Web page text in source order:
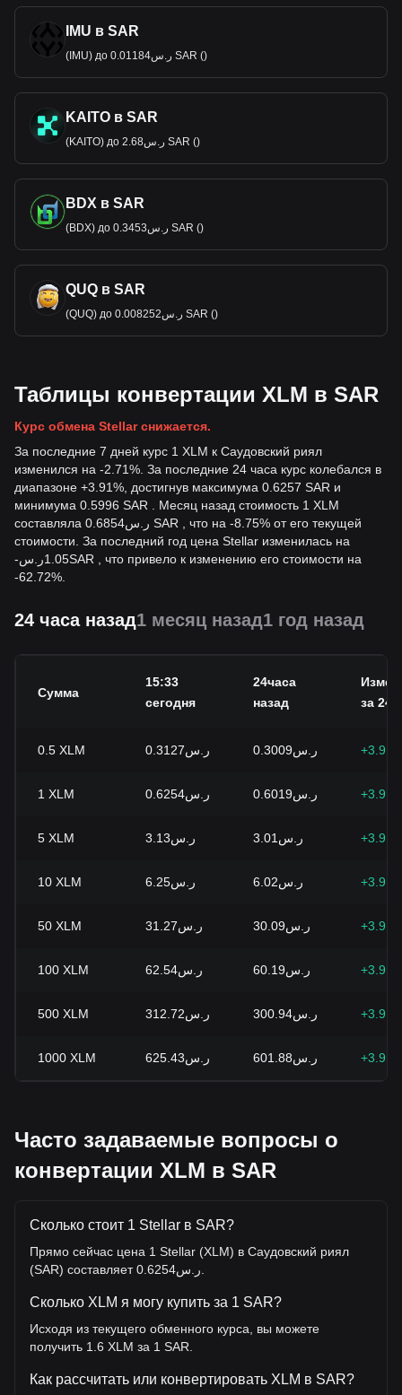
IMU в SAR
(IMU) до ر.س0.01184 SAR ()
KAITO в SAR
(KAITO) до ر.س2.68 SAR ()
BDX в SAR
(BDX) до ر.س0.3453 SAR ()
QUQ в SAR
(QUQ) до ر.س0.008252 SAR ()
Таблицы конвертации XLM в SAR
Курс обмена Stellar снижается.
За последние 7 дней курс 1 XLM к Саудовский риял
изменился на -2.71%. За последние 24 часа курс колебался в
диапазоне +3.91%, достигнув максимума 0.6257 SAR и
минимума 0.5996 SAR . Месяц назад стоимость 1 XLM
составляла ر.س0.6854 SAR , что на -8.75% от его текущей
стоимости. За последний год цена Stellar изменилась на
-ر.س1.05SAR , что привело к изменению его стоимости на
-62.72%.
24 часа назад1 месяц назад1 год назад
Сумма
15:33
сегодня
24часа
назад
за 24
0.5 XLM ر.س0.3127 ر.س0.3009
1 XLM ر.س0.6254 ر.س0.6019
5 XLM ر.س3.13 ر.س3.01
10 XLM ر.س6.25 ر.س6.02
50 XLM ر.س31.27 ر.س30.09
100 XLM ر.س62.54 ر.س60.19
500 XLM ر.س312.72 ر.س300.94
1000 XLM ر.س625.43 ر.س601.88
Часто задаваемые вопросы о
конвертации XLM в SAR
Сколько стоит 1 Stellar в SAR?
Прямо сейчас цена 1 Stellar (XLM) в Саудовский риял
Сколько XLM я могу купить за 1 SAR?
Исходя из текущего обменного курса, вы можете
получить 1.6 XLM за 1 SAR.
Как рассчитать или конвертировать XLM в SAR?